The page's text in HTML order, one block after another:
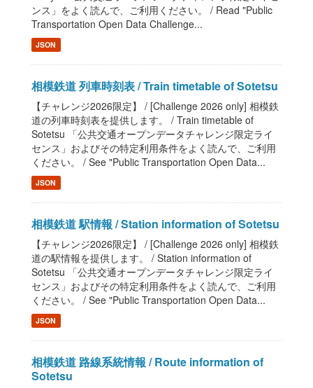
ンス」をよく読んで、ご利用ください。 / Read "Public
Transportation Open Data Challenge...
JSON
相模鉄道 列車時刻表 / Train timetable of Sotetsu
【チャレンジ2026限定】 / [Challenge 2026 only] 相模鉄
道の列車時刻表を提供します。 / Train timetable of
Sotetsu 「公共交通オープンデータチャレンジ限定ライ
センス」およびその特定利用条件をよく読んで、ご利用
ください。 / See "Public Transportation Open Data...
JSON
相模鉄道 駅情報 / Station information of Sotetsu
【チャレンジ2026限定】 / [Challenge 2026 only] 相模鉄
道の駅情報を提供します。 / Station information of
Sotetsu 「公共交通オープンデータチャレンジ限定ライ
センス」およびその特定利用条件をよく読んで、ご利用
ください。 / See "Public Transportation Open Data...
JSON
相模鉄道 路線系統情報 / Route information of
Sotetsu